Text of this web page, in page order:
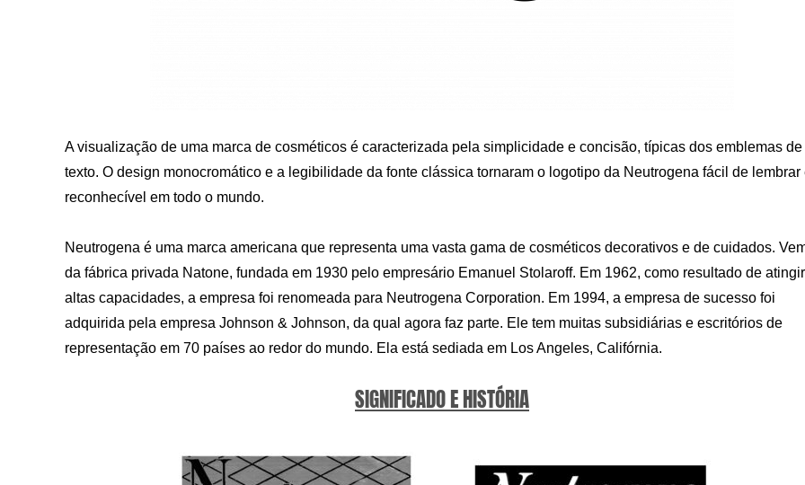
A visualização de uma marca de cosméticos é caracterizada pela simplicidade e concisão, típicas dos emblemas de
texto. O design monocromático e a legibilidade da fonte clássica tornaram o logotipo da Neutrogena fácil de lembrar
reconhecível em todo o mundo.
Neutrogena é uma marca americana que representa uma vasta gama de cosméticos decorativos e de cuidados.
da fábrica privada Natone, fundada em 1930 pelo empresário Emanuel Stolaroff. Em 1962, como resultado de atingir
altas capacidades, a empresa foi renomeada para Neutrogena Corporation. Em 1994, a empresa de sucesso foi
adquirida pela empresa Johnson & Johnson, da qual agora faz parte. Ele tem muitas subsidiárias e escritórios de
representação em 70 países ao redor do mundo. Ela está sediada em Los Angeles, Califórnia.
SIGNIFICADO E HISTÓRIA